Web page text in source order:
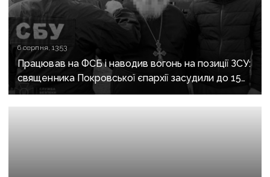
6 серпня, 13:53
Працював на ФСБ і наводив вогонь на позиції ЗСУ:
священника Покровської єпархії засудили до 15
років